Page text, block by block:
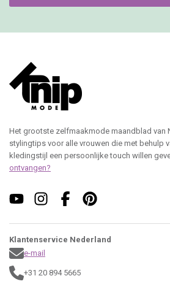
Het grootste zelfmaakmode maandblad van
stylingtips voor alle vrouwen die met behulp
kledingstijl een persoonlijke touch willen
ontvangen?
Klantenservice Nederland
e-mail
+31 20 894 5665